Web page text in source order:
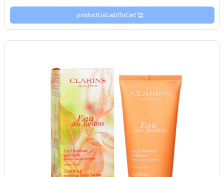
productList.addToCart